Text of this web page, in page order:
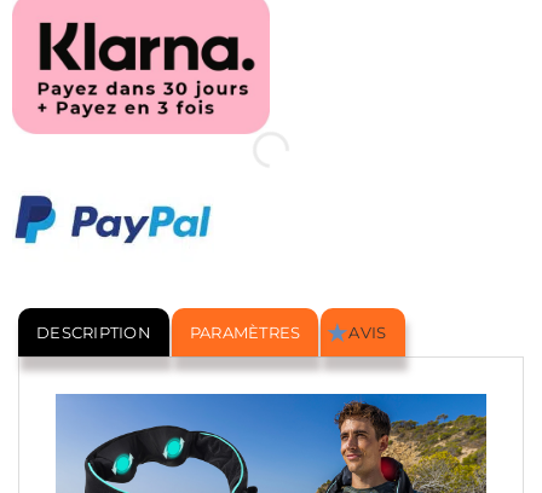
DESCRIPTION PARAMÈTRES AVIS